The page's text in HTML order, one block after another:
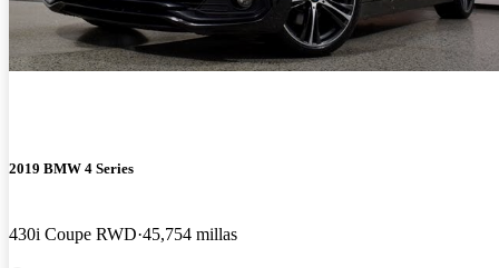
2019 BMW 4 Series
430i Coupe RWD 45,754 millas